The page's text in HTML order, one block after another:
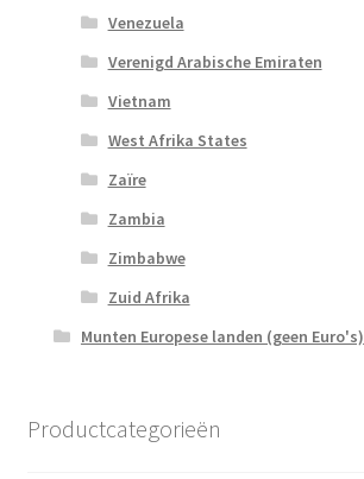
Venezuela
Verenigd Arabische Emiraten
Vietnam
West Afrika States
Zaïre
Zambia
Zimbabwe
Zuid Afrika
Munten Europese landen (geen Euro's)
Productcategorieën